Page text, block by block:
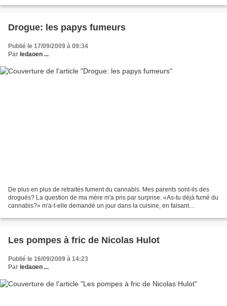
Drogue: les papys fumeurs
Publié le 17/09/2009 à 09:34
Par ledaoen ...
De plus en plus de retraités fument du cannabis. Mes parents sont-ils des
drogués? La question de ma mère m'a pris par surprise. «As-tu déjà fumé du
cannabis?» m'a-t-elle demandé un jour dans la cuisine, en faisant
Les pompes à fric de Nicolas Hulot
Publié le 16/09/2009 à 14:23
Par ledaoen ...